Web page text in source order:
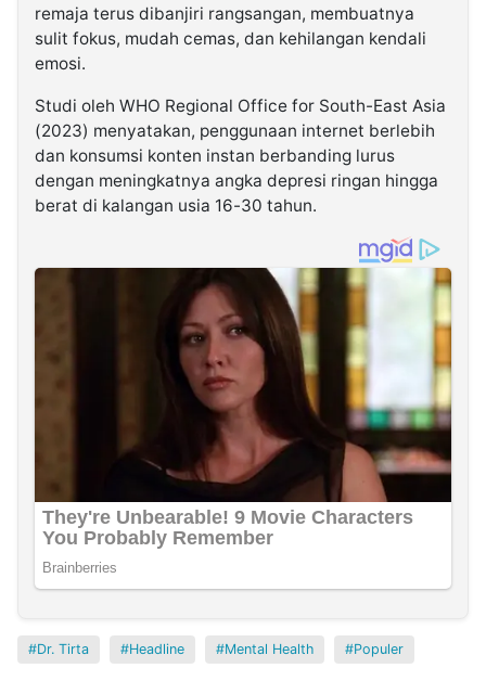
remaja terus dibanjiri rangsangan, membuatnya
sulit fokus, mudah cemas, dan kehilangan kendali
emosi.
Studi oleh WHO Regional Office for South-East Asia
(2023) menyatakan, penggunaan internet berlebih
dan konsumsi konten instan berbanding lurus
dengan meningkatnya angka depresi ringan hingga
berat di kalangan usia 16-30 tahun.
Dr. Tirta Headline Mental Health Populer